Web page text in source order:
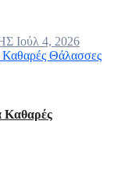
Ιούλ 4, 2026
Καθαρές